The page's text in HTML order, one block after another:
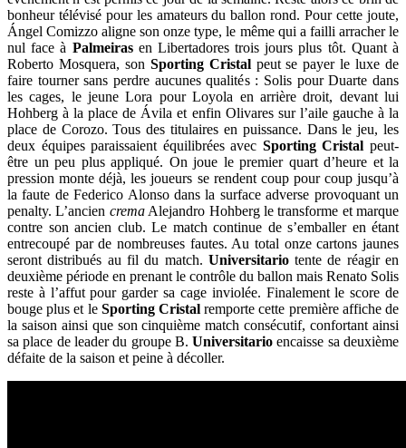
bonheur télévisé pour les amateurs du ballon rond. Pour cette joute,
Ángel Comizzo aligne son onze type, le même qui a failli arracher le
nul face à Palmeirasen Libertadores trois jours plus tôt. Quant à
Roberto Mosquera, son Sporting Cristalpeut se payer le luxe de
faire tourner sans perdre aucunes qualités : Solis pour Duarte dans
les cages, le jeune Lora pour Loyola en arrière droit, devant lui
Hohberg à la place de Ávila et enfin Olivares sur l’aile gauche à la
place de Corozo. Tous des titulaires en puissance. Dans le jeu, les
deux équipes paraissaient équilibrées avec Sporting Cristal peut-
être un peu plus appliqué. On joue le premier quart d’heure et la
pression monte déjà, les joueurs se rendent coup pour coup jusqu’à
la faute de Federico Alonso dans la surface adverse provoquant un
penalty. L’ancien cremaAlejandro Hohberg le transforme et marque
contre son ancien club. Le match continue de s’emballer en étant
entrecoupé par de nombreuses fautes. Au total onze cartons jaunes
seront distribués au fil du match. Universitariotente de réagir en
deuxième période en prenant le contrôle du ballon mais Renato Solis
reste à l’affut pour garder sa cage inviolée. Finalement le score de
bouge plus et le Sporting Cristal remporte cette première affiche de
la saison ainsi que son cinquième match consécutif, confortant ainsi
sa place de leader du groupe B.Universitario encaisse sa deuxième
défaite de la saison et peine à décoller.